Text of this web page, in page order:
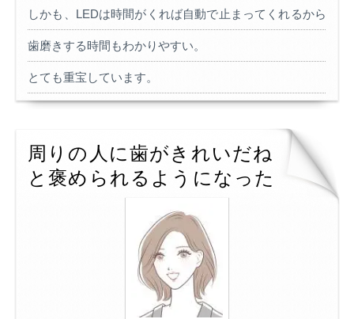
しかも、LEDは時間がくれば自動で止まってくれるから
歯磨きする時間もわかりやすい。
とても重宝しています。
周りの人に歯がきれいだね
と褒められるようになった